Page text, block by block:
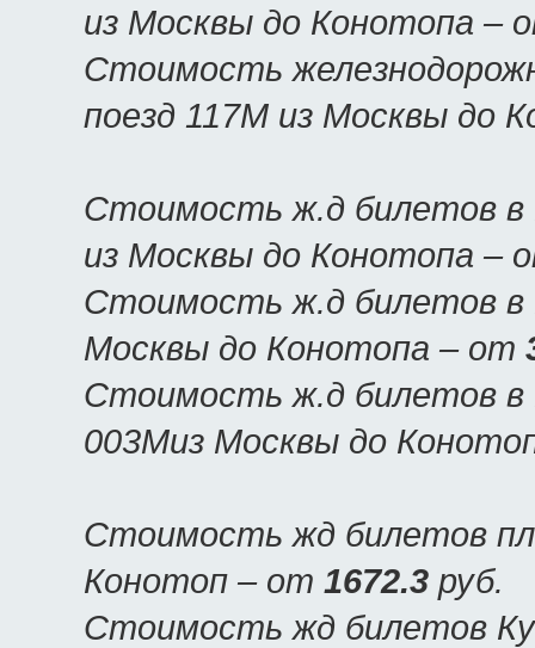
из Москвы до Конотопа –
Стоимость
поезд 117М из Москвы до
Стоимость ж.д билетов в
из Москвы до Конотопа –
Стоимость ж.д билетов в
Москвы до Конотопа – от
Стоимость ж.д билетов
003Миз Москвы до
Стоимость жд билетов
Конотоп – от 1672.3 руб.
Стоимость жд билетов